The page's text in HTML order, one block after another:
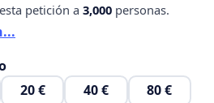
petición a 3,000 personas.
20 € 40 € 80 €